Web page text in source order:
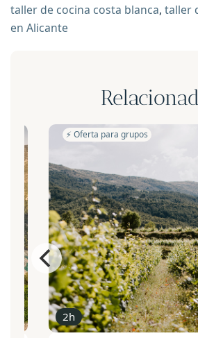
taller de cocina costa blanca, taller
en Alicante
2h
⚡️ Oferta para grupos